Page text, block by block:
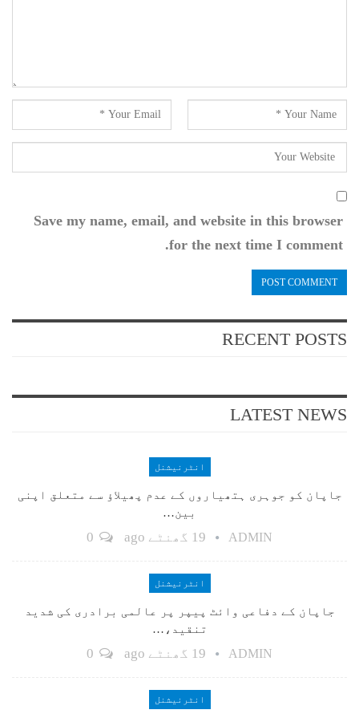
Save my name, email, and website in this browser
for the next time I comment.
RECENT POSTS
LATEST NEWS
انٹرنیشنل
جاپان کو جوہری ہتھیاروں کے عدم پھیلاؤ سے متعلق اپنی
بین…
ADMIN 19 گھنٹے ago
انٹرنیشنل
جاپان کے دفاعی وائٹ پیپر پر عالمی برادری کی شدید
تنقید،…
ADMIN 19 گھنٹے ago
انٹرنیشنل